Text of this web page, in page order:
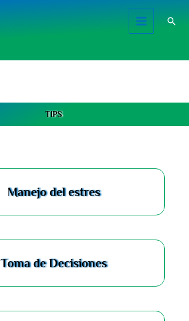
TIPS
Manejo del estres
Toma de Decisiones